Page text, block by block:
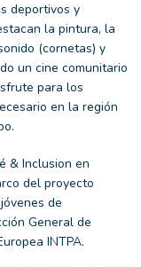
deportivos y
la pintura, la
(cornetas) y
un cine comunitario
para los
en la región
& Inclusion en
del proyecto
de
General de
INTPA.